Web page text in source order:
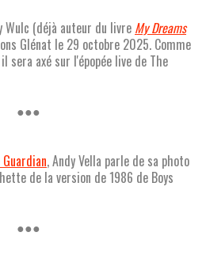
Wulc (déjà auteur du livre My Dreams
Glénat le 29 octobre 2025. Comme
axé sur l'épopée live de The
●●●
, Andy Vella parle de sa photo
de la version de 1986 de Boys
●●●